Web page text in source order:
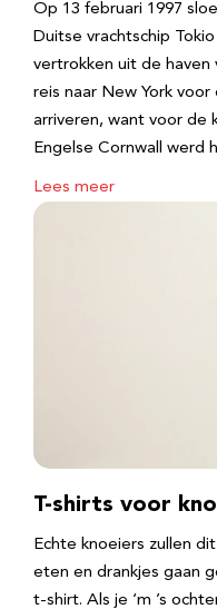
Op 13 februari 1997
Duitse vrachtschip
vertrokken uit de haven
reis naar New York
arriveren, want voor de
Engelse Cornwall werd
Lees meer
T-shirts voor
Echte knoeiers zullen
eten en drankjes gaan
t-shirt. Als je ‘m ’s